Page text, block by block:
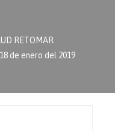
RETOMAR
de enero del 2019